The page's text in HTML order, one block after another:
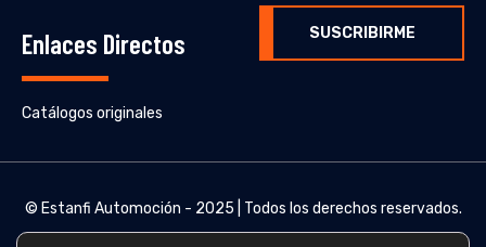
Enlaces Directos
Catálogos originales
SUSCRIBIRME
© Estanfi Automoción - 2025 | Todos los derechos reservados.